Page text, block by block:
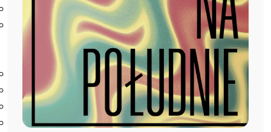
Olimpiada Literatury i Języka Polskiego
Olimpiada Literatury i Języka Polskiego dla Szkół
Podstawowych
Biblioteka
O bibliotece
Godziny otwarcia
Katalog
Nowości